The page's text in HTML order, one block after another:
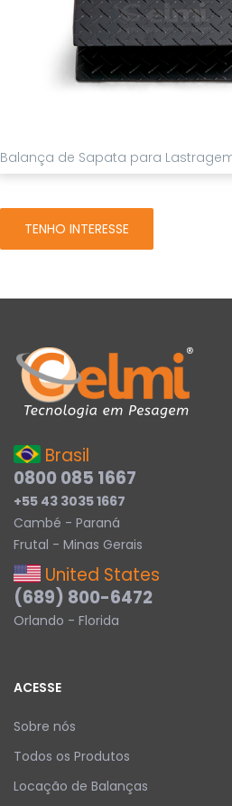
Balança de Sapata para
TENHO INTERESSE
Brasil
0800 085 1667
+55 43 3035 1667
Cambé - Paraná
Frutal - Minas Gerais
United States
(689) 800-6472
Orlando - Florida
ACESSE
Sobre nós
Todos os Produtos
Locação de Balanças